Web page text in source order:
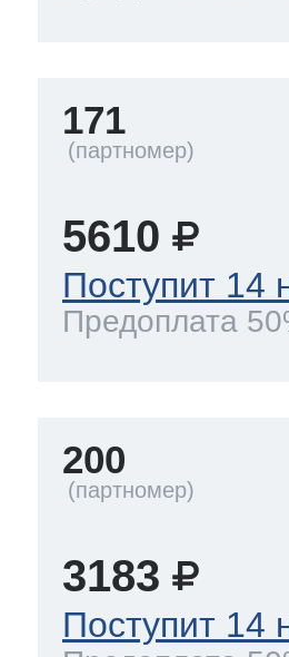
171
5610
Поступит 14
Предоплата
200
3183
Поступит 14